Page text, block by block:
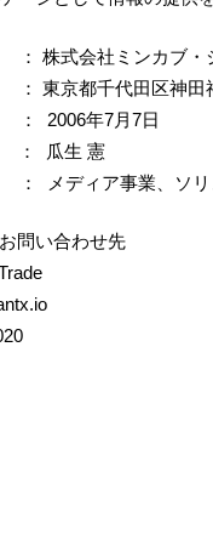
社ミンカブ・ジ・
都千代田区神田神
年7月7日
： 瓜生 憲
ディア事業、ソリ
問い合わせ先